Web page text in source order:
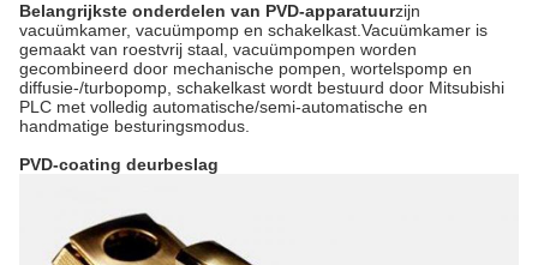
Belangrijkste onderdelen van PVD-apparatuurzijn
vacuümkamer, vacuümpomp en schakelkast.Vacuümkamer is
gemaakt van roestvrij staal, vacuümpompen worden
gecombineerd door mechanische pompen, wortelspomp en
diffusie-/turbopomp, schakelkast wordt bestuurd door Mitsubishi
PLC met volledig automatische/semi-automatische en
handmatige besturingsmodus.
PVD-coating deurbeslag